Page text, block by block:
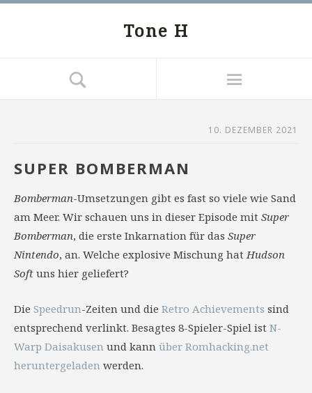
Tone H
10. DEZEMBER 2021
SUPER BOMBERMAN
Bomberman-Umsetzungen gibt es fast so viele wie Sand
am Meer. Wir schauen uns in dieser Episode mit Super
Bomberman, die erste Inkarnation für das Super
Nintendo, an. Welche explosive Mischung hatHudson
Soft uns hier geliefert?
Die Speedrun-Zeiten und die Retro Achievements sind
entsprechend verlinkt. Besagtes 8-Spieler-Spiel ist N-
Warp Daisakusen und kann über Romhacking.net
heruntergeladen werden.